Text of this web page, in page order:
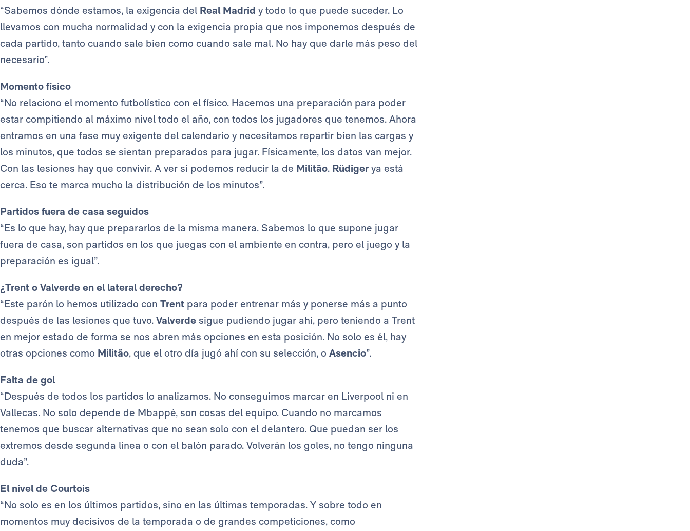
“Sabemos dónde estamos, la exigencia del Real Madrid y todo lo que puede suceder. Lo
llevamos con mucha normalidad y con la exigencia propia que nos imponemos después de
cada partido, tanto cuando sale bien como cuando sale mal. No hay que darle más peso del
necesario”.
Momento físico
“No relaciono el momento futbolístico con el físico. Hacemos una preparación para poder
estar compitiendo al máximo nivel todo el año, con todos los jugadores que tenemos. Ahora
entramos en una fase muy exigente del calendario y necesitamos repartir bien las cargas y
los minutos, que todos se sientan preparados para jugar. Físicamente, los datos van mejor.
Con las lesiones hay que convivir. A ver si podemos reducir la de Militão. Rüdiger ya está
cerca. Eso te marca mucho la distribución de los minutos”.
Partidos fuera de casa seguidos
“Es lo que hay, hay que prepararlos de la misma manera. Sabemos lo que supone jugar
fuera de casa, son partidos en los que juegas con el ambiente en contra, pero el juego y la
preparación es igual”.
¿Trent o Valverde en el lateral derecho?
“Este parón lo hemos utilizado con Trent para poder entrenar más y ponerse más a punto
después de las lesiones que tuvo. Valverde sigue pudiendo jugar ahí, pero teniendo a Trent
en mejor estado de forma se nos abren más opciones en esta posición. No solo es él, hay
otras opciones como Militão, que el otro día jugó ahí con su selección, o Asencio”.
Falta de gol
“Después de todos los partidos lo analizamos. No conseguimos marcar en Liverpool ni en
Vallecas. No solo depende de Mbappé, son cosas del equipo. Cuando no marcamos
tenemos que buscar alternativas que no sean solo con el delantero. Que puedan ser los
extremos desde segunda línea o con el balón parado. Volverán los goles, no tengo ninguna
duda”.
El nivel de Courtois
“No solo es en los últimos partidos, sino en las últimas temporadas. Y sobre todo en
momentos muy decisivos de la temporada o de grandes competiciones, como